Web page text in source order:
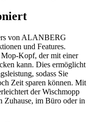
von ALANBERG
und Features.
Mop-Kopf, der mit einer
kann. Dies ermöglicht
sodass Sie
Zeit sparen können. Mit
der Wischmopp
Zuhause, im Büro oder in